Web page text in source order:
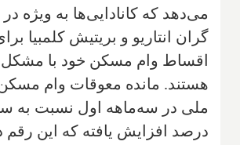
می‌دهد که کانادایی‌ها به ویژه در
گران انتاریو و بریتیش کلمبیا
اقساط وام مسکن خود با مشکل
هستند. مانده معوقات وام